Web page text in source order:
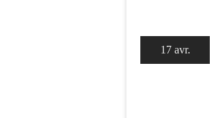
17 avr.